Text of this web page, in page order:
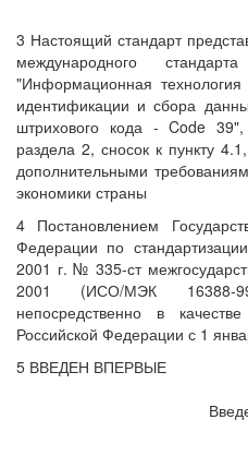
3 Настоящий стандарт
международного
"Информационная технология
идентификации и сбора
штрихового кода - Code
раздела 2, сносок к пункту
дополнительными
экономики страны
4 Постановлением
Федерации по
2001 г. № 335-ст
2001 (ИСО/МЭК 16388-
непосредственно в
Российской Федерации с 1
5 ВВЕДЕН ВПЕРВЫЕ